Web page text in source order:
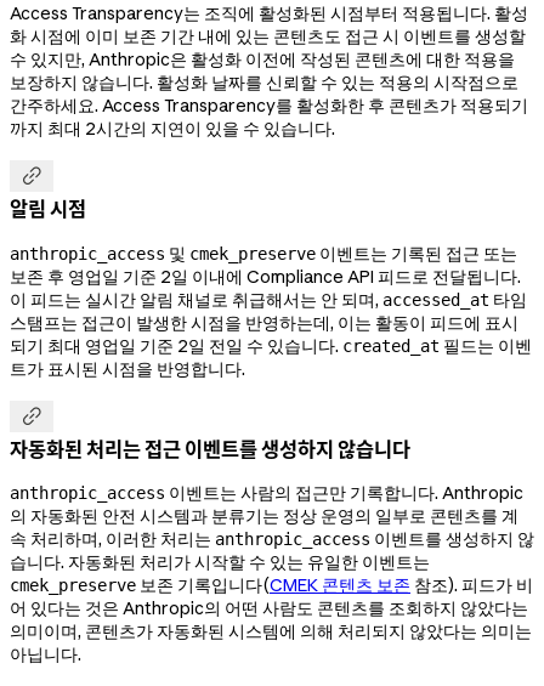
Access Transparency는 조직에 활성화된 시점부터 적용됩니다. 활성
화 시점에 이미 보존 기간 내에 있는 콘텐츠도 접근 시 이벤트를 생성할
수 있지만, Anthropic은 활성화 이전에 작성된 콘텐츠에 대한 적용을
보장하지 않습니다. 활성화 날짜를 신뢰할 수 있는 적용의 시작점으로
간주하세요. Access Transparency를 활성화한 후 콘텐츠가 적용되기
까지 최대 2시간의 지연이 있을 수 있습니다.

알림 시점
anthropic_access 및 cmek_preserve 이벤트는 기록된 접근 또는
보존 후 영업일 기준 2일 이내에 Compliance API 피드로 전달됩니다.
이 피드는 실시간 알림 채널로 취급해서는 안 되며, accessed_at 타임
스탬프는 접근이 발생한 시점을 반영하는데, 이는 활동이 피드에 표시
되기 최대 영업일 기준 2일 전일 수 있습니다. created_at 필드는 이벤
트가 표시된 시점을 반영합니다.

자동화된 처리는 접근 이벤트를 생성하지 않습니다
anthropic_access 이벤트는 사람의 접근만 기록합니다. Anthropic
의 자동화된 안전 시스템과 분류기는 정상 운영의 일부로 콘텐츠를 계
속 처리하며, 이러한 처리는 anthropic_access 이벤트를 생성하지 않
습니다. 자동화된 처리가 시작할 수 있는 유일한 이벤트는
cmek_preserve 보존 기록입니다(CMEK 콘텐츠 보존 참조). 피드가 비
어 있다는 것은 Anthropic의 어떤 사람도 콘텐츠를 조회하지 않았다는
의미이며, 콘텐츠가 자동화된 시스템에 의해 처리되지 않았다는 의미는
아닙니다.